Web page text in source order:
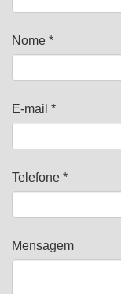
Nome *
E-mail *
Telefone *
Mensagem